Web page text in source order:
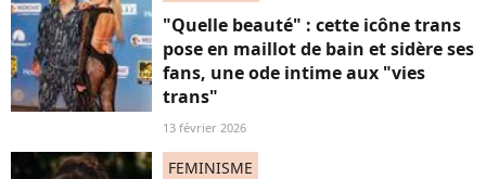
"Quelle beauté" : cette icône trans
pose en maillot de bain et sidère ses
fans, une ode intime aux "vies
trans"
13 février 2026
FEMINISME